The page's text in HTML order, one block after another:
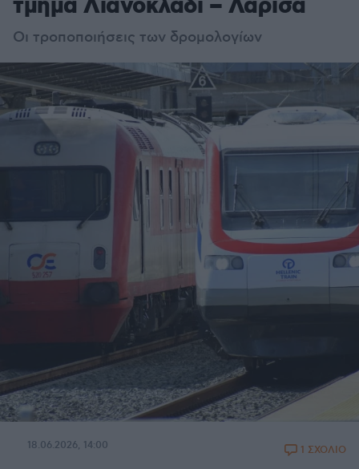
τμήμα Λιανοκλάδι – Λάρισα
Οι τροποποιήσεις των δρομολογίων
18.06.2026, 14:00 1 ΣΧΟΛΙΟ